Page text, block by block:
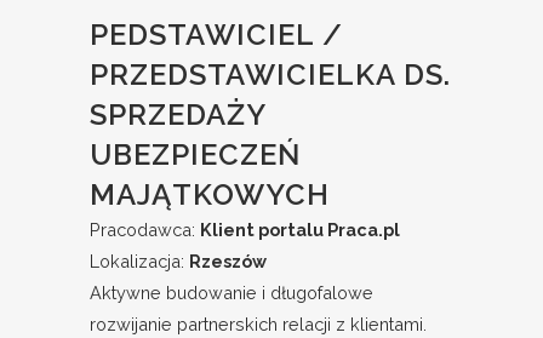
PEDSTAWICIEL /
PRZEDSTAWICIELKA DS.
SPRZEDAŻY
UBEZPIECZEŃ
MAJĄTKOWYCH
Pracodawca: Klient portalu Praca.pl
Lokalizacja: Rzeszów
Aktywne budowanie i długofalowe
rozwijanie partnerskich relacji z klientami.